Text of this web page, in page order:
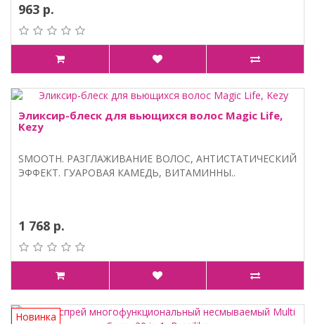
963 р.
Эликсир-блеск для вьющихся волос Magic Life,
Kezy
SMOOTH. РАЗГЛАЖИВАНИЕ ВОЛОС, АНТИСТАТИЧЕСКИЙ
ЭФФЕКТ. ГУАРОВАЯ КАМЕДЬ, ВИТАМИННЫ..
1 768 р.
Новинка